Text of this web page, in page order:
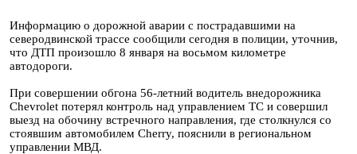
Информацию о дорожной аварии с пострадавшими на
северодвинской трассе сообщили сегодня в полиции, уточнив,
что ДТП произошло 8 января на восьмом километре
автодороги.
При совершении обгона 56-летний водитель внедорожника
Сhevrolet потерял контроль над управлением ТС и совершил
выезд на обочину встречного направления, где столкнулся со
стоявшим автомобилем Cherry, пояснили в региональном
управлении МВД.